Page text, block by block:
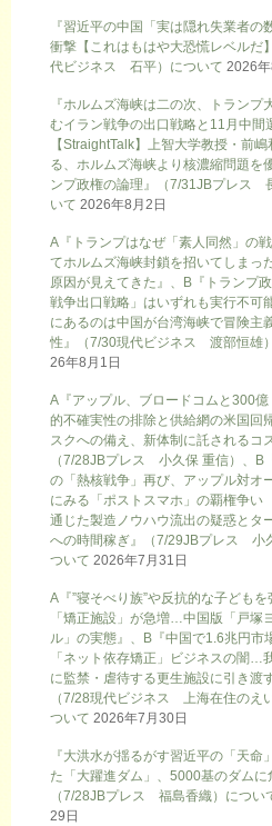
『習近平の中国「実は隠れ失業者の
衝撃【これはもはや大恐慌レベルだ
代ビジネス 石平）について 2026
『ホルムズ海峡は二の次、トランプ
むイラン戦争の出口戦略と11月中間
【StraightTalk】上智大学教授・前
る、ホルムズ海峡より核濃縮問題を
ンプ政権の論理』（7/31JBプレス
いて 2026年8月2日
A『トランプはなぜ「素人同然」の
てホルムズ海峡封鎖を招いてしまっ
原因が見えてきた』、B『トランプ
戦争出口戦略」はいずれも実行不
にあるのは中国が台湾海峡で冒険主
性』（7/30現代ビジネス 渡部恒雄
26年8月1日
A『アップル、ブロードコムと300
的不確実性の排除と供給網の米国回
スクへの備え、新体制に託されるコ
（7/28JBプレス 小久保 重信）、B
の「熱核戦争」再び、アップル対オ
にみる「ポストスマホ」の覇権争
通じた製造ノウハウ流出の疑惑とタ
への時間稼ぎ』（7/29JBプレス 小
ついて 2026年7月31日
A『”寝そべり族”や反抗的な子ども
「矯正施設」が急増…中国版「戸塚
ル」の実態』、B『中国で1.6兆円市
「ネット依存矯正」ビジネスの闇…
に監禁・虐待する更生施設に引き渡
（7/28現代ビジネス 上海在住のえ
ついて 2026年7月30日
『大洪水が揺るがす習近平の「天
た「大躍進ダム」、5000基のダムに
（7/28JBプレス 福島香織）につい
29日